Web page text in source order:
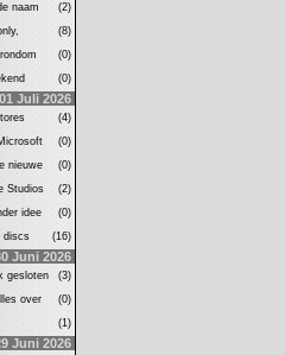
naam
(2)
(8)
(0)
(0)
01 Juli 2026
(4)
(0)
nieuwe
(0)
Studios
(2)
idee
(0)
discs
(16)
Juni 2026
gesloten
(3)
over
(0)
(1)
Juni 2026